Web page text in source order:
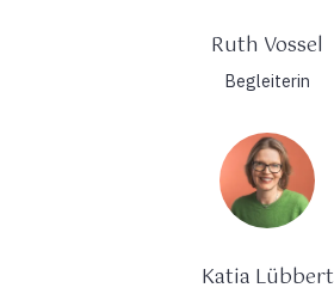
Ruth Vossel
Begleiterin
Katia Lübbert